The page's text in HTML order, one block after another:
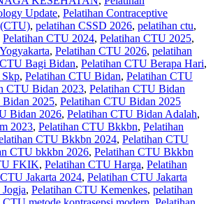
Update, Pelatihan Contraceptive
, pelatihan CSSD 2026, pelatihan ctu,
Pelatihan CTU 2024, Pelatihan CTU 2025,
, Pelatihan CTU 2026, pelatihan
Bagi Bidan, Pelatihan CTU Berapa Hari,
Skp, Pelatihan CTU Bidan, Pelatihan CTU
CTU Bidan 2023, Pelatihan CTU Bidan
2025, Pelatihan CTU Bidan 2025
Bidan 2026, Pelatihan CTU Bidan Adalah,
2023, Pelatihan CTU Bkkbn, Pelatihan
CTU Bkkbn 2024, Pelatihan CTU
CTU bkkbn 2026, Pelatihan CTU Bkkbn
FKIK, Pelatihan CTU Harga, Pelatihan
Jakarta 2024, Pelatihan CTU Jakarta
, Pelatihan CTU Kemenkes, pelatihan